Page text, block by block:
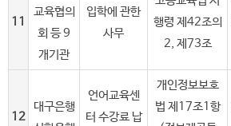
11
교육협의
회 등 9
개기관
입학에 관한
사무
행령 제42조의
2, 제73조
12
대구은행
언어교육센
터 수강료 납
개인정보보호
법 제17조1항